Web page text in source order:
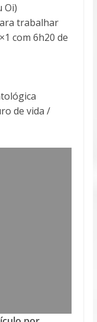
Oi)
trabalhar
com 6h20 de
de vida /